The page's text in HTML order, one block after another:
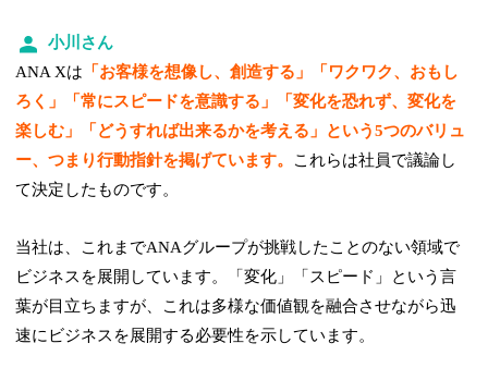
小川さん
ANA Xは 「お客様を想像し、創造する」「ワクワク、おもし
ろく」「常にスピードを意識する」「変化を恐れず、変化を
楽しむ」「どうすれば出来るかを考える」という5つのバリュ
ー、つまり行動指針を掲げています。
これらは社員で議論し
て決定したものです。
当社は、これまでANAグループが挑戦したことのない領域で
ビジネスを展開しています。「変化」「スピード」という言
葉が目立ちますが、これは多様な価値観を融合させながら迅
速にビジネスを展開する必要性を示しています。